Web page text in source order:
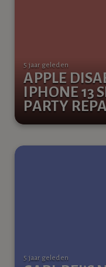
APPLE
IPHONE 13
PARTY
5 jaar geleden
5 jaar geleden